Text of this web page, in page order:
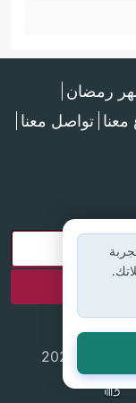
رمضان
تواصل معنا
© 2025